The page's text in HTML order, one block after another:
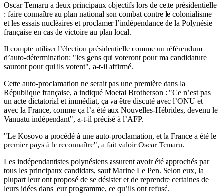
Oscar Temaru a deux principaux objectifs lors de cette présidentielle
: faire connaître au plan national son combat contre le colonialisme
et les essais nucléaires et proclamer l’indépendance de la Polynésie
française en cas de victoire au plan local.
Il compte utiliser l’élection présidentielle comme un référendum
d’auto-détermination: "les gens qui voteront pour ma candidature
sauront pour qui ils votent", a-t-il affirmé.
Cette auto-proclamation ne serait pas une première dans la
République française, a indiqué Moetai Brotherson : "Ce n’est pas
un acte dictatorial et immédiat, ça va être discuté avec l’ONU et
avec la France, comme ça l’a été aux Nouvelles-Hébrides, devenu le
Vanuatu indépendant", a-t-il précisé à l’AFP.
"Le Kosovo a procédé à une auto-proclamation, et la France a été le
premier pays à le reconnaître", a fait valoir Oscar Temaru.
Les indépendantistes polynésiens assurent avoir été approchés par
tous les principaux candidats, sauf Marine Le Pen. Selon eux, la
plupart leur ont proposé de se désister et de reprendre certaines de
leurs idées dans leur programme, ce qu’ils ont refusé.